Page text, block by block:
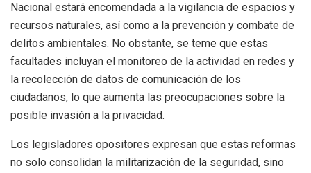
Nacional estará encomendada a la vigilancia de espacios y
recursos naturales, así como a la prevención y combate de
delitos ambientales. No obstante, se teme que estas
facultades incluyan el monitoreo de la actividad en redes y
la recolección de datos de comunicación de los
ciudadanos, lo que aumenta las preocupaciones sobre la
posible invasión a la privacidad.
Los legisladores opositores expresan que estas reformas
no solo consolidan la militarización de la seguridad, sino